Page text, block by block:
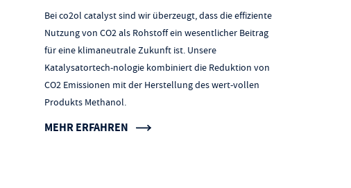
Bei co2ol catalyst sind wir überzeugt, dass die effiziente
Nutzung von CO2 als Rohstoff ein wesentlicher Beitrag
für eine klimaneutrale Zukunft ist. Unsere
Katalysatortech-nologie kombiniert die Reduktion von
CO2 Emissionen mit der Herstellung des wert-vollen
Produkts Methanol.
MEHR ERFAHREN